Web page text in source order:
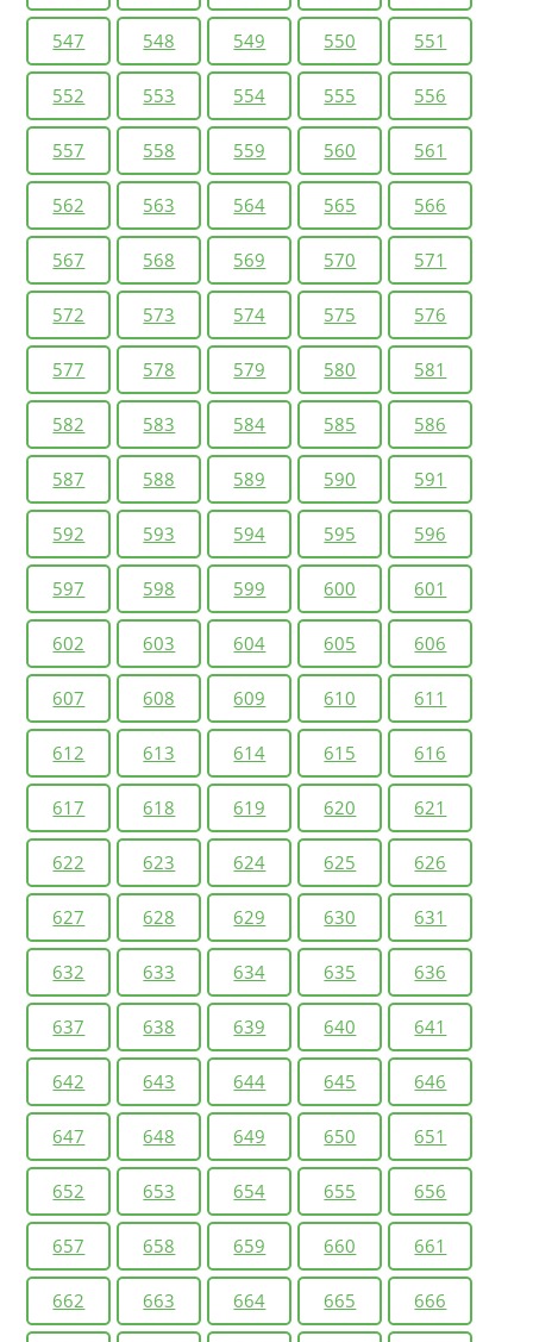
547 548 549 550 551
552 553 554 555 556
557 558 559 560 561
562 563 564 565 566
567 568 569 570 571
572 573 574 575 576
577 578 579 580 581
582 583 584 585 586
587 588 589 590 591
592 593 594 595 596
597 598 599 600 601
602 603 604 605 606
607 608 609 610 611
612 613 614 615 616
617 618 619 620 621
622 623 624 625 626
627 628 629 630 631
632 633 634 635 636
637 638 639 640 641
642 643 644 645 646
647 648 649 650 651
652 653 654 655 656
657 658 659 660 661
662 663 664 665 666